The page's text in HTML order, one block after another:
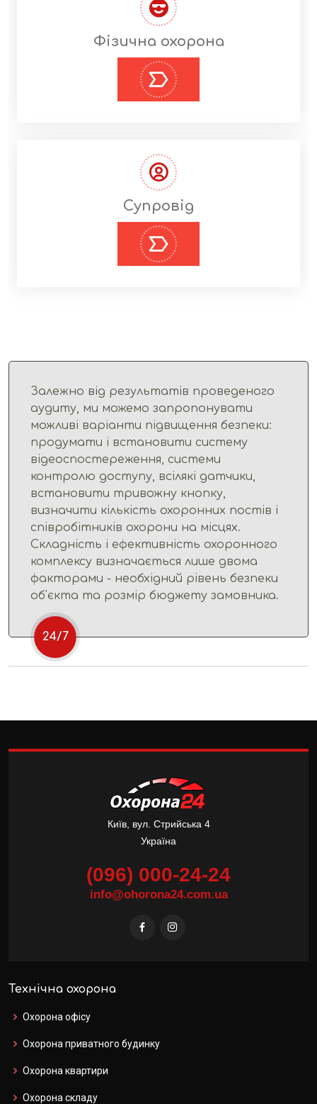
Фізична охорона
Cупровід
Залежно від результатів проведеного
аудиту, ми можемо запропонувати
можливі варіанти підвищення безпеки:
продумати і встановити систему
відеоспостереження, системи
контролю доступу, всілякі датчики,
встановити тривожну кнопку,
визначити кількість охоронних постів і
співробітників охорони на місцях.
Складність і ефективність охоронного
комплексу визначається лише двома
факторами - необхідний рівень безпеки
об'єкта та розмір бюджету замовника.
Київ, вул. Стрийська 4
Україна
(096) 000-24-24
info@ohorona24.com.ua
Технічна охорона
Охорона офісу
Охорона приватного будинку
Охорона квартири
Охорона складу